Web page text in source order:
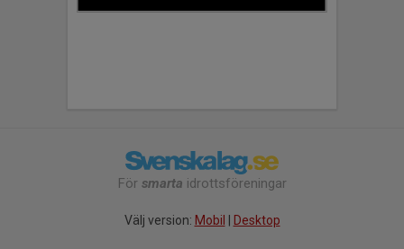
För smarta idrottsföreningar
Välj version: Mobil Desktop